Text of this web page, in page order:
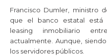
Francisco Dumler, ministro
que el banco estatal está
leasing inmobiliario
actualmente. Aunque,
los servidores públicos.